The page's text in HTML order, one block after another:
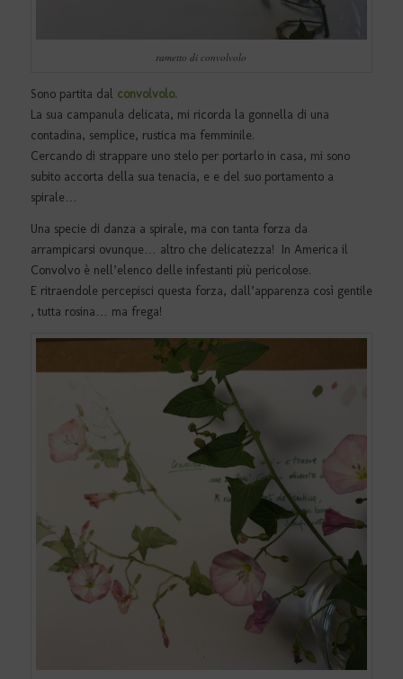
rametto di convolvolo
Sono partita dal convolvolo.
La sua campanula delicata, mi ricorda la gonnella di una
contadina, semplice, rustica ma femminile.
Cercando di strappare uno stelo per portarlo in casa, mi sono
subito accorta della sua tenacia, e e del suo portamento a
spirale…
Una specie di danza a spirale, ma con tanta forza da
arrampicarsi ovunque… altro che delicatezza! In America il
Convolvo è nell’elenco delle infestanti più pericolose.
E ritraendole percepisci questa forza, dall’apparenza così gentile
, tutta rosina… ma frega!